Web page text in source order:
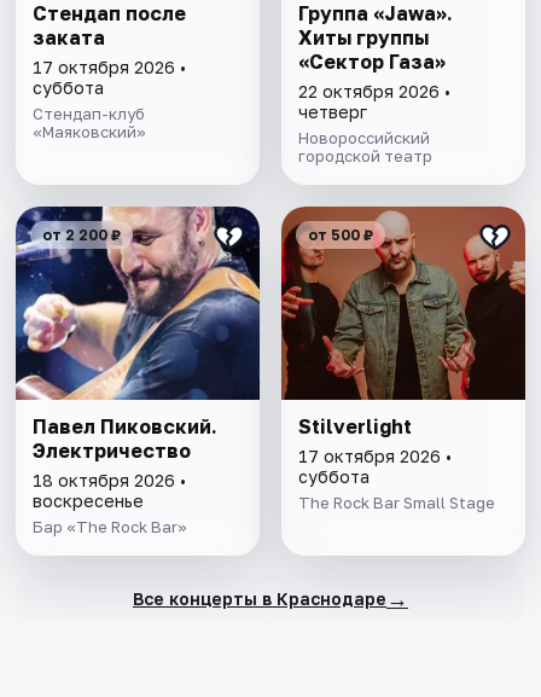
Стендап после
заката
17 октября 2026 •
суббота
Стендап-клуб
«Маяковский»
Группа «Jawa».
Хиты группы
«Сектор Газа»
22 октября 2026 •
четверг
Новороссийский
городской театр
от 2 200 ₽
Павел Пиковский.
Электричество
18 октября 2026 •
воскресенье
Бар «The Rock Bar»
от 500 ₽
Stilverlight
17 октября 2026 •
суббота
The Rock Bar Small Stage
Все концерты в Краснодаре →